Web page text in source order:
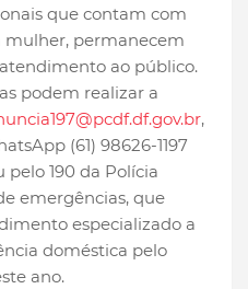
que contam com
mulher, permanecem
ao público.
podem realizar a
,
(61) 98626-1197
pelo 190 da Polícia
emergências, que
especializado a
doméstica pelo
ano.